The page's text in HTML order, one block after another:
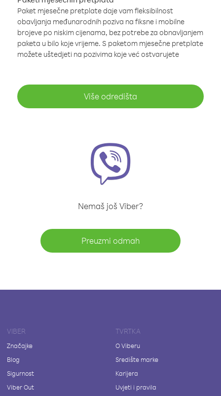
Paket mjesečne pretplate daje vam fleksibilnost
obavljanja međunarodnih poziva na fiksne i mobilne
brojeve po niskim cijenama, bez potrebe za obnavljanjem
paketa u bilo koje vrijeme. S paketom mjesečne pretplate
možete uštedjeti na pozivima koje već ostvarujete
Više odredišta
Nemaš još Viber?
Preuzmi odmah
VIBER
Značajke
Blog
Sigurnost
Viber Out
TVRTKA
O Viberu
Središte marke
Karijera
Uvjeti i pravila